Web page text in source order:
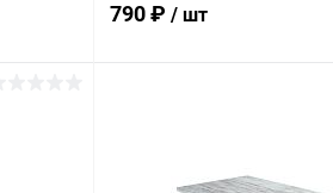
790 ₽ / шт
Купить в 1 клик